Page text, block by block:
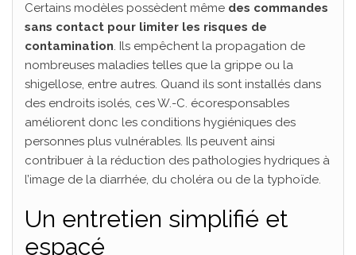
Certains modèles possèdent même des commandes
sans contact pour limiter les risques de
contamination. Ils empêchent la propagation de
nombreuses maladies telles que la grippe ou la
shigellose, entre autres. Quand ils sont installés dans
des endroits isolés, ces W.-C. écoresponsables
améliorent donc les conditions hygiéniques des
personnes plus vulnérables. Ils peuvent ainsi
contribuer à la réduction des pathologies hydriques à
l’image de la diarrhée, du choléra ou de la typhoïde.
Un entretien simplifié et
espacé